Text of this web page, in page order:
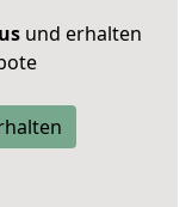
und erhalten